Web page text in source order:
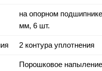
на опорном
мм, 6 шт.
2 контура уплотнения
Порошковое напыление